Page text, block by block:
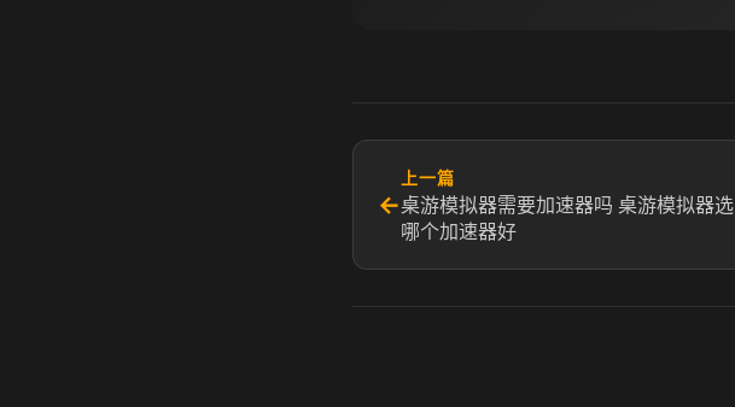
←
上一篇
桌游模拟器需要加速器吗 桌游模拟器选
哪个加速器好